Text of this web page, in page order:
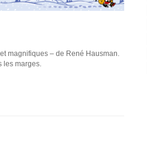
magnifiques – de René Hausman.
les marges.